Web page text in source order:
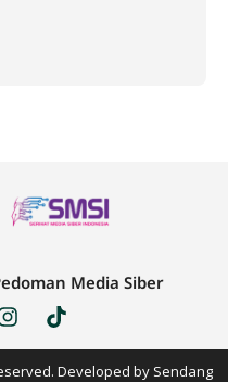
Media Siber
Developed by Sendang